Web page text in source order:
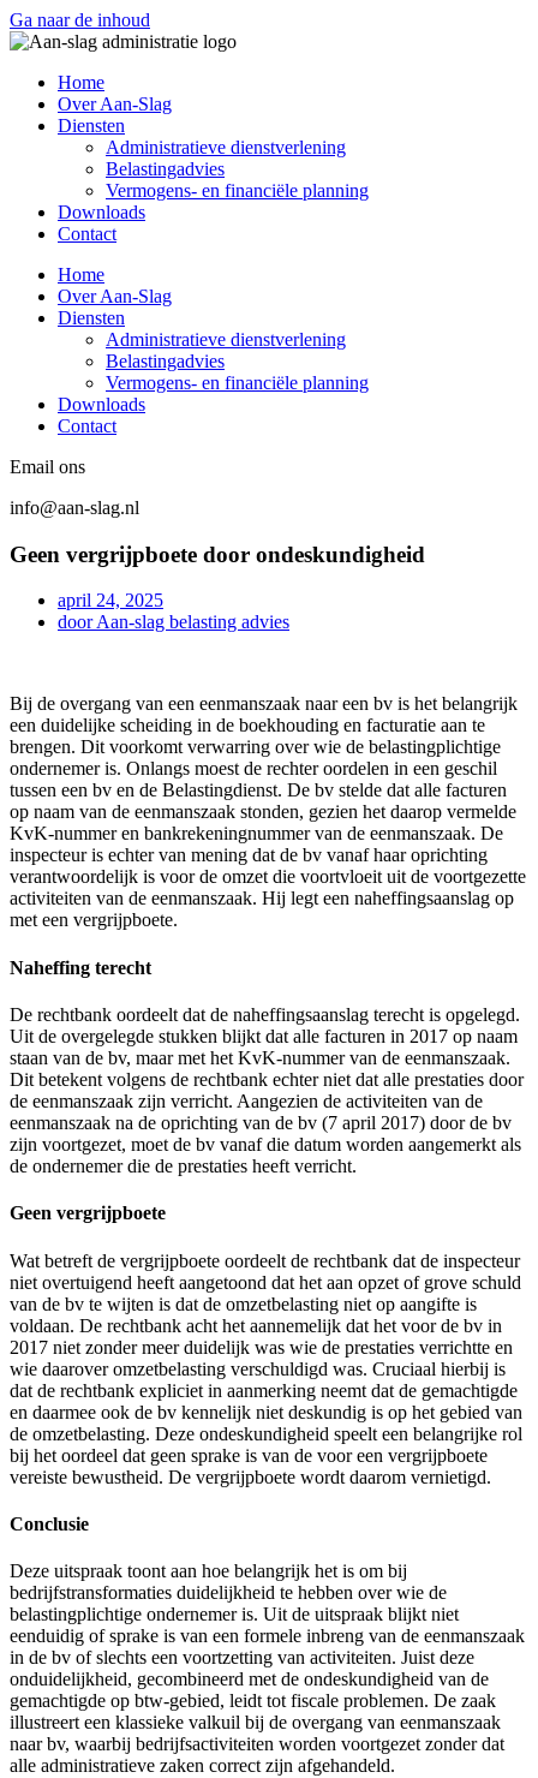
Ga naar de inhoud
Home
Over Aan-Slag
Diensten
Administratieve dienstverlening
Belastingadvies
Vermogens- en financiële planning
Downloads
Contact
Home
Over Aan-Slag
Diensten
Administratieve dienstverlening
Belastingadvies
Vermogens- en financiële planning
Downloads
Contact
Email ons
info@aan-slag.nl
Geen vergrijpboete door ondeskundigheid
april 24, 2025
doorAan-slag belasting advies
Bij de overgang van een eenmanszaak naar een bv is het belangrijk
een duidelijke scheiding in de boekhouding en facturatie aan te
brengen. Dit voorkomt verwarring over wie de belastingplichtige
ondernemer is. Onlangs moest de rechter oordelen in een geschil
tussen een bv en de Belastingdienst. De bv stelde dat alle facturen
op naam van de eenmanszaak stonden, gezien het daarop vermelde
KvK-nummer en bankrekeningnummer van de eenmanszaak. De
inspecteur is echter van mening dat de bv vanaf haar oprichting
verantwoordelijk is voor de omzet die voortvloeit uit de voortgezette
activiteiten van de eenmanszaak. Hij legt een naheffingsaanslag op
met een vergrijpboete.
Naheffing terecht
De rechtbank oordeelt dat de naheffingsaanslag terecht is opgelegd.
Uit de overgelegde stukken blijkt dat alle facturen in 2017 op naam
staan van de bv, maar met het KvK-nummer van de eenmanszaak.
Dit betekent volgens de rechtbank echter niet dat alle prestaties door
de eenmanszaak zijn verricht. Aangezien de activiteiten van de
eenmanszaak na de oprichting van de bv (7 april 2017) door de bv
zijn voortgezet, moet de bv vanaf die datum worden aangemerkt als
de ondernemer die de prestaties heeft verricht.
Geen vergrijpboete
Wat betreft de vergrijpboete oordeelt de rechtbank dat de inspecteur
niet overtuigend heeft aangetoond dat het aan opzet of grove schuld
van de bv te wijten is dat de omzetbelasting niet op aangifte is
voldaan. De rechtbank acht het aannemelijk dat het voor de bv in
2017 niet zonder meer duidelijk was wie de prestaties verrichtte en
wie daarover omzetbelasting verschuldigd was. Cruciaal hierbij is
dat de rechtbank expliciet in aanmerking neemt dat de gemachtigde
en daarmee ook de bv kennelijk niet deskundig is op het gebied van
de omzetbelasting. Deze ondeskundigheid speelt een belangrijke rol
bij het oordeel dat geen sprake is van de voor een vergrijpboete
vereiste bewustheid. De vergrijpboete wordt daarom vernietigd.
Conclusie
Deze uitspraak toont aan hoe belangrijk het is om bij
bedrijfstransformaties duidelijkheid te hebben over wie de
belastingplichtige ondernemer is. Uit de uitspraak blijkt niet
eenduidig of sprake is van een formele inbreng van de eenmanszaak
in de bv of slechts een voortzetting van activiteiten. Juist deze
onduidelijkheid, gecombineerd met de ondeskundigheid van de
gemachtigde op btw-gebied, leidt tot fiscale problemen. De zaak
illustreert een klassieke valkuil bij de overgang van eenmanszaak
naar bv, waarbij bedrijfsactiviteiten worden voortgezet zonder dat
alle administratieve zaken correct zijn afgehandeld.